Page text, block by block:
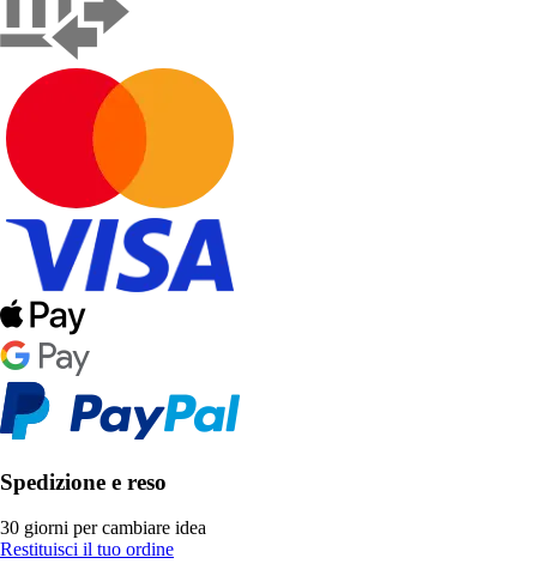
Spedizione e reso
30 giorni per cambiare idea
Restituisci il tuo ordine